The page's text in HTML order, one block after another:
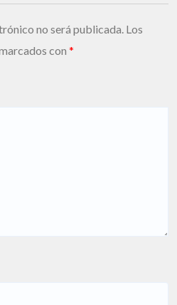
no será publicada. Los
con *